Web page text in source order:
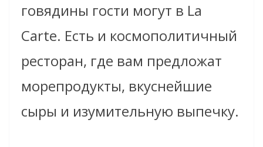
говядины гости могут в La
Carte. Есть и космополитичный
ресторан, где вам предложат
морепродукты, вкуснейшие
сыры и изумительную выпечку.